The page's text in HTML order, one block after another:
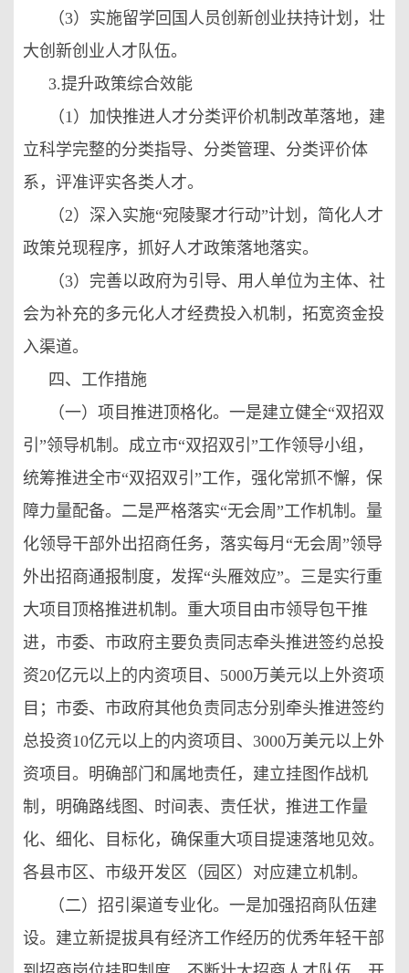
（3）实施留学回国人员创新创业扶持计划，壮
大创新创业人才队伍。
3.提升政策综合效能
（1）加快推进人才分类评价机制改革落地，建
立科学完整的分类指导、分类管理、分类评价体
系，评准评实各类人才。
（2）深入实施“宛陵聚才行动”计划，简化人才
政策兑现程序，抓好人才政策落地落实。
（3）完善以政府为引导、用人单位为主体、社
会为补充的多元化人才经费投入机制，拓宽资金投
入渠道。
四、工作措施
（一）项目推进顶格化。一是建立健全“双招双
引”领导机制。成立市“双招双引”工作领导小组，
统筹推进全市“双招双引”工作，强化常抓不懈，保
障力量配备。二是严格落实“无会周”工作机制。量
化领导干部外出招商任务，落实每月“无会周”领导
外出招商通报制度，发挥“头雁效应”。三是实行重
大项目顶格推进机制。重大项目由市领导包干推
进，市委、市政府主要负责同志牵头推进签约总投
资20亿元以上的内资项目、5000万美元以上外资项
目；市委、市政府其他负责同志分别牵头推进签约
总投资10亿元以上的内资项目、3000万美元以上外
资项目。明确部门和属地责任，建立挂图作战机
制，明确路线图、时间表、责任状，推进工作量
化、细化、目标化，确保重大项目提速落地见效。
各县市区、市级开发区（园区）对应建立机制。
（二）招引渠道专业化。一是加强招商队伍建
设。建立新提拔具有经济工作经历的优秀年轻干部